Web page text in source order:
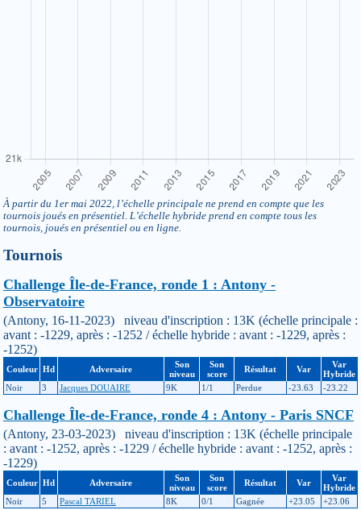
À partir du 1er mai 2022, l’échelle principale ne prend en compte que les
tournois joués en présentiel. L’échelle hybride prend en compte tous les
tournois, joués en présentiel ou en ligne.
Tournois
Challenge Île-de-France, ronde 1 : Antony -
Observatoire
(Antony, 16-11-2023) niveau d'inscription : 13K (échelle principale :
avant : -1229, après : -1252 / échelle hybride : avant : -1229, après :
-1252)
Couleur Hd Adversaire
Son
niveau
Son
score
Résultat Var
Var
Hybride
Noir
3 Jacques DOUAIRE 9K 1/1 Perdue -23.63 -23.22
Challenge Île-de-France, ronde 4 : Antony - Paris SNCF
(Antony, 23-03-2023) niveau d'inscription : 13K (échelle principale
: avant : -1252, après : -1229 / échelle hybride : avant : -1252, après :
-1229)
Couleur Hd Adversaire
Son
niveau
Son
score
Résultat Var
Var
Hybride
Noir
5 Pascal TARIEL 8K 0/1 Gagnée +23.05 +23.06